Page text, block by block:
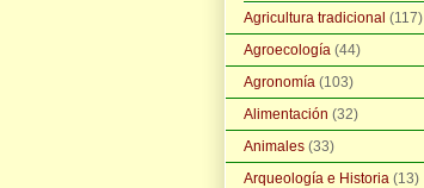
Agricultura tradicional (117)
Agroecología (44)
Agronomía (103)
Alimentación (32)
Animales (33)
Arqueología e Historia (13)